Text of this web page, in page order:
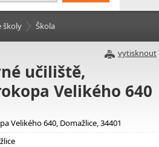
školy Škola
vytisknout
učiliště,
Velikého 640
Velikého 640, Domažlice, 34401